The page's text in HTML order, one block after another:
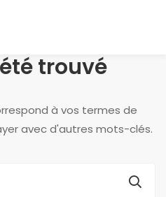
trouvé
à vos termes de
avec d'autres mots-clés.